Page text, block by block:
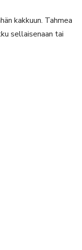
kakkuun. Tahmea
sellaisenaan tai